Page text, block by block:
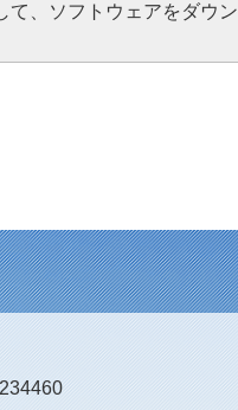
、ソフトウェアをダウ